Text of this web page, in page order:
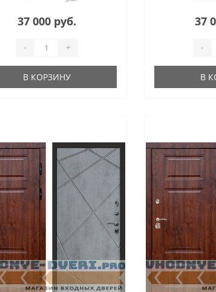
37 000 руб.
- +
В КОРЗИНУ
37
-
В